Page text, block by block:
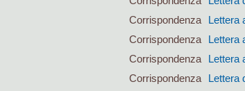
Corrispondenza
Lettera
Corrispondenza
Lettera
Corrispondenza
Lettera
Corrispondenza
Lettera